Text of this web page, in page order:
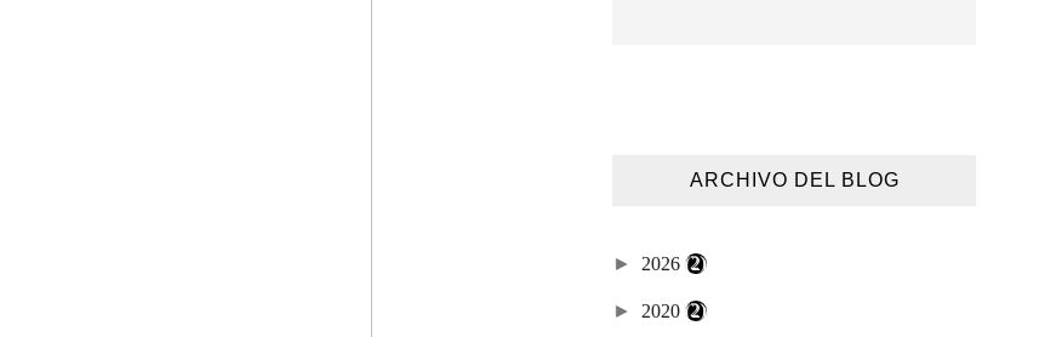
ARCHIVO DEL BLOG
► 2026 (2)
► 2020 (2)